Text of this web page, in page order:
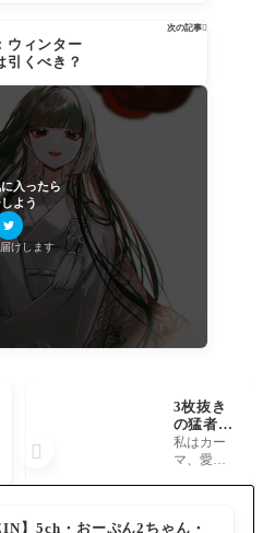
次の記事
ウィンター
引くべき？
入ったら
よう
けします
】5ch・おーぷん2ちゃん・
3枚抜き
の猛者
も！メン
テ明け
たマスタ
私はカー
マ、愛の
ic.twitter.co
